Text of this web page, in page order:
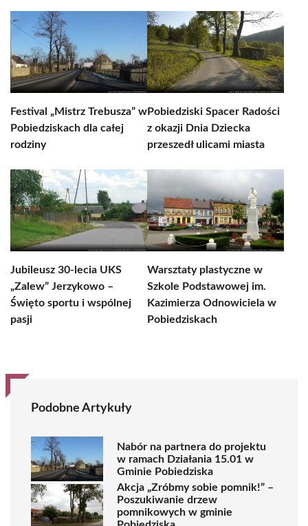
Festival „Mistrz Trebusza” w
Pobiedziskach dla całej
rodziny
Pobiedziski Spacer Radości
z okazji Dnia Dziecka
przeszedł ulicami miasta
Jubileusz 30-lecia UKS
„Zalew” Jerzykowo –
Święto sportu i wspólnej
pasji
Warsztaty plastyczne w
Szkole Podstawowej im.
Kazimierza Odnowiciela w
Pobiedziskach
Podobne Artykuły
Nabór na partnera do projektu
w ramach Działania 15.01 w
Gminie Pobiedziska
Akcja „Zróbmy sobie pomnik!” –
Poszukiwanie drzew
pomnikowych w gminie